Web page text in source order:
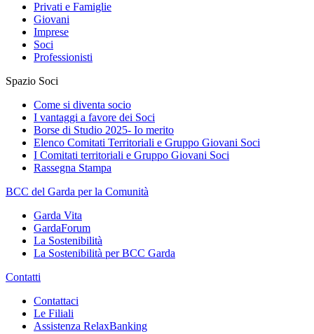
Privati e Famiglie
Giovani
Imprese
Soci
Professionisti
Spazio Soci
Come si diventa socio
I vantaggi a favore dei Soci
Borse di Studio 2025- Io merito
Elenco Comitati Territoriali e Gruppo Giovani Soci
I Comitati territoriali e Gruppo Giovani Soci
Rassegna Stampa
BCC del Garda per la Comunità
Garda Vita
GardaForum
La Sostenibilità
La Sostenibilità per BCC Garda
Contatti
Contattaci
Le Filiali
Assistenza RelaxBanking